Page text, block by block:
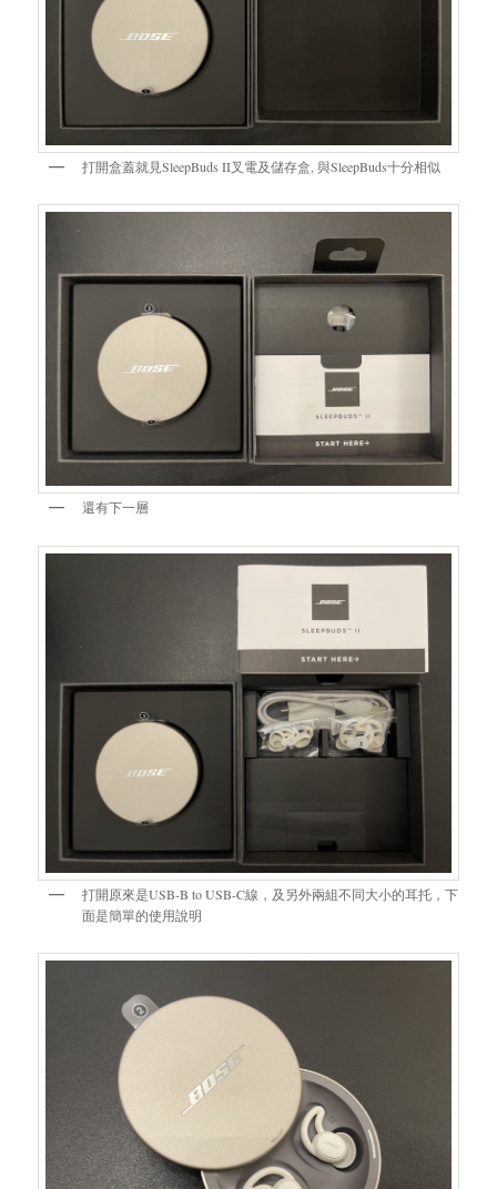
打開盒蓋就見SleepBuds II叉電及儲存盒, 與SleepBuds十分相似
還有下一層
打開原來是USB-B to USB-C線，及另外兩組不同大小的耳托，下
面是簡單的使用說明